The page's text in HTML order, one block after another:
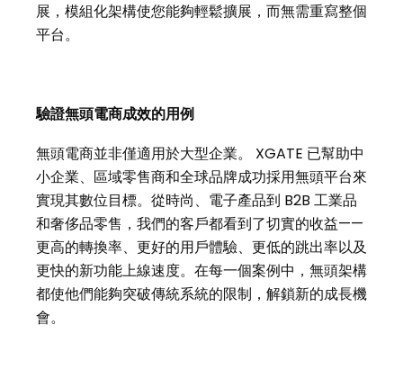
展，模組化架構使您能夠輕鬆擴展，而無需重寫整個
平台。
驗證無頭電商成效的用例
無頭電商並非僅適用於大型企業。 XGATE 已幫助中
小企業、區域零售商和全球品牌成功採用無頭平台來
實現其數位目標。從時尚、電子產品到 B2B 工業品
和奢侈品零售，我們的客戶都看到了切實的收益——
更高的轉換率、更好的用戶體驗、更低的跳出率以及
更快的新功能上線速度。在每一個案例中，無頭架構
都使他們能夠突破傳統系統的限制，解鎖新的成長機
會。